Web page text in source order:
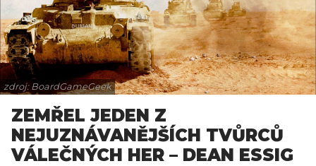
zdroj: BoardGameGeek
ZEMŘEL JEDEN Z
NEJUZNÁVANĚJŠÍCH TVŮRCŮ
VÁLEČNÝCH HER – DEAN ESSIG